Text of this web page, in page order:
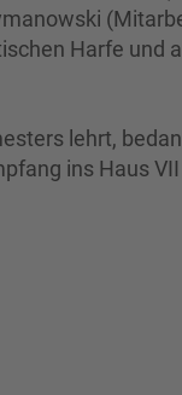
Harfe und
lehrt,
ins Haus VII